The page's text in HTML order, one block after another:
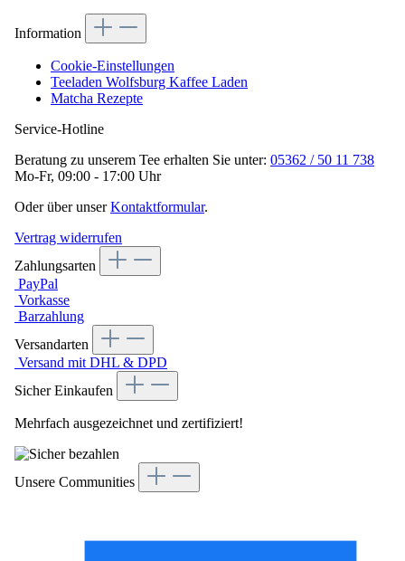
Information
Cookie-Einstellungen
Teeladen Wolfsburg Kaffee Laden
Matcha Rezepte
Service-Hotline
Beratung zu unserem Tee erhalten Sie unter: 05362 / 50 11 738
Mo-Fr, 09:00 - 17:00 Uhr
Oder über unserKontaktformular.
Vertrag widerrufen
Zahlungsarten
PayPal
Vorkasse
Barzahlung
Versandarten
Versand mit DHL & DPD
Sicher Einkaufen
Mehrfach ausgezeichnet und zertifiziert!
Unsere Communities